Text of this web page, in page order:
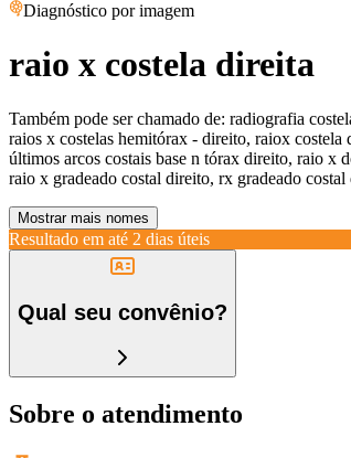
Diagnóstico por imagem
raio x costela direita
Também pode ser chamado de: radiografia
raios x costelas hemitórax - direito, raiox
últimos arcos costais base n tórax direito, raio x
raio x gradeado costal direito, rx gradeado
Mostrar mais nomes
Resultado em até 2 dias úteis
Qual seu convênio?
Sobre o atendimento